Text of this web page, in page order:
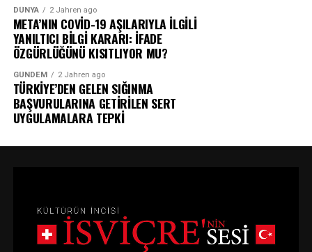
DÜNYA 2 Jahren ago
META’NIN COVİD-19 AŞILARIYLA İLGİLİ
YANILTICI BİLGİ KARARI: İFADE
ÖZGÜRLÜĞÜNÜ KISITLIYOR MU?
GÜNDEM 2 Jahren ago
TÜRKİYE’DEN GELEN SIĞINMA
BAŞVURULARINA GETİRİLEN SERT
UYGULAMALARA TEPKİ